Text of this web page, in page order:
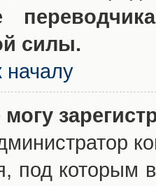
силы.
началу
под которым